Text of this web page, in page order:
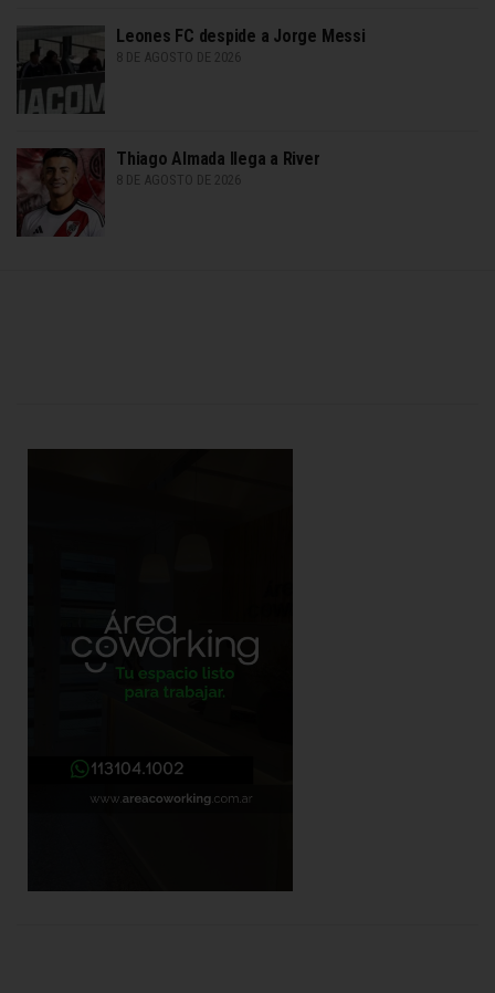
Leones FC despide a Jorge Messi
8 DE AGOSTO DE 2026
Thiago Almada llega a River
8 DE AGOSTO DE 2026